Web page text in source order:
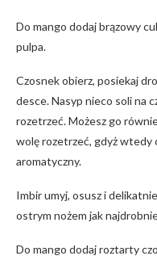
Do mango dodaj brązowy
pulpa.
Czosnek obierz, posiekaj
desce. Nasyp nieco soli na
rozetrzeć. Możesz go
wolę rozetrzeć, gdyż wtedy
aromatyczny.
Imbir umyj, osusz i
ostrym nożem jak
Do mango dodaj roztarty